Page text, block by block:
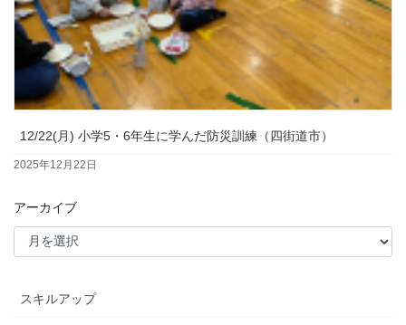
12/22(月) 小学5・6年生に学んだ防災訓練（四街道市）
2025年12月22日
アーカイブ
スキルアップ